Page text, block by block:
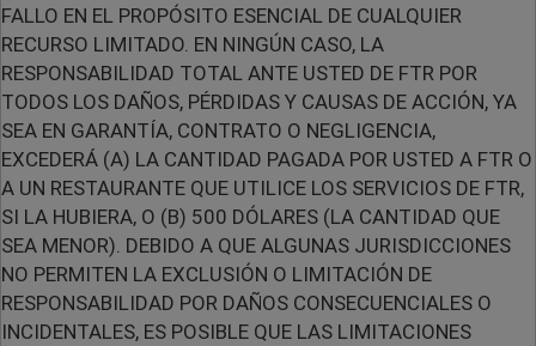
FALLO EN EL PROPÓSITO ESENCIAL DE CUALQUIER
RECURSO LIMITADO. EN NINGÚN CASO, LA
RESPONSABILIDAD TOTAL ANTE USTED DE FTR POR
TODOS LOS DAÑOS, PÉRDIDAS Y CAUSAS DE ACCIÓN, YA
SEA EN GARANTÍA, CONTRATO O NEGLIGENCIA,
EXCEDERÁ (A) LA CANTIDAD PAGADA POR USTED A FTR O
A UN RESTAURANTE QUE UTILICE LOS SERVICIOS DE FTR,
SI LA HUBIERA, O (B) 500 DÓLARES (LA CANTIDAD QUE
SEA MENOR). DEBIDO A QUE ALGUNAS JURISDICCIONES
NO PERMITEN LA EXCLUSIÓN O LIMITACIÓN DE
RESPONSABILIDAD POR DAÑOS CONSECUENCIALES O
INCIDENTALES, ES POSIBLE QUE LAS LIMITACIONES